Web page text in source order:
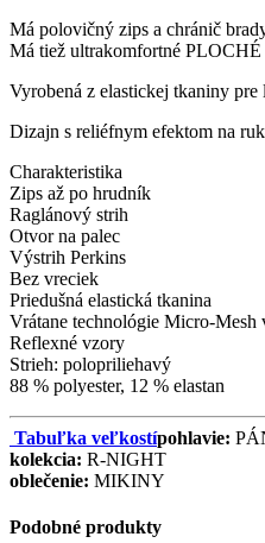
Má polovičný zips a chránič
Má tiež ultrakomfortné
Vyrobená z elastickej tkaniny
Dizajn s reliéfnym efektom na
Charakteristika
Zips až po hrudník
Raglánový strih
Otvor na palec
Výstrih Perkins
Bez vreciek
Priedušná elastická tkanina
Vrátane technológie Micro-Mesh
Reflexné vzory
Strieh: polopriliehavý
88 % polyester, 12 % elastan
Tabuľka veľkostípohlavie:
kolekcia: R-NIGHT
oblečenie: MIKINY
Podobné produkty